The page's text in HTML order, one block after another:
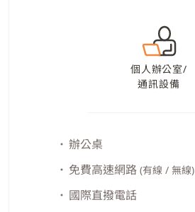
個人辦公室/
通訊設備
辦公桌
免費高速網路 (有線 / 無線)
國際直撥電話